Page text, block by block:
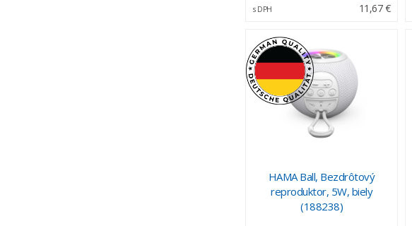
s DPH 11,67 €
HAMA Ball, Bezdrôtový
reproduktor, 5W, biely
(188238)